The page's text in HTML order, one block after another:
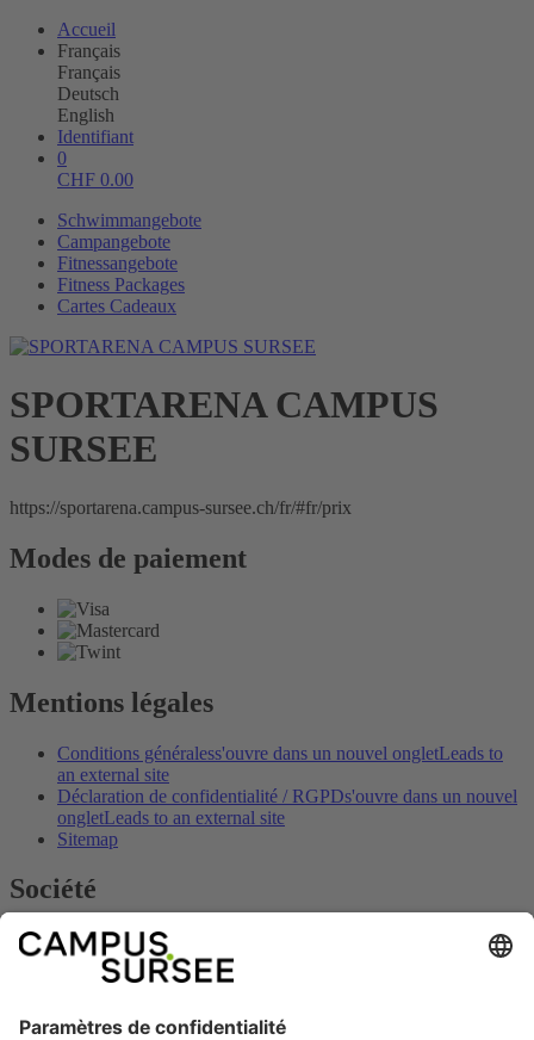
Accueil
Français
Français
Deutsch
English
Identifiant
0
CHF 0.00
Schwimmangebote
Campangebote
Fitnessangebote
Fitness Packages
Cartes Cadeaux
SPORTARENA CAMPUS
SURSEE
https://sportarena.campus-sursee.ch/fr/#fr/prix
Modes de paiement
Mentions légales
Conditions généraless'ouvre dans un nouvel ongletLeads to
an external site
Déclaration de confidentialité / RGPDs'ouvre dans un nouvel
ongletLeads to an external site
Sitemap
Société
Contacts'ouvre dans un nouvel onglet
Leads to an external site
Empreintes'ouvre dans un nouvel onglet
Leads to an external
external site